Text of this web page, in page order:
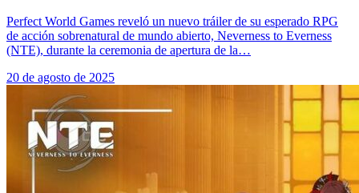
Perfect World Games reveló un nuevo tráiler de su esperado RPG
de acción sobrenatural de mundo abierto, Neverness to Everness
(NTE), durante la ceremonia de apertura de la…
20 de agosto de 2025